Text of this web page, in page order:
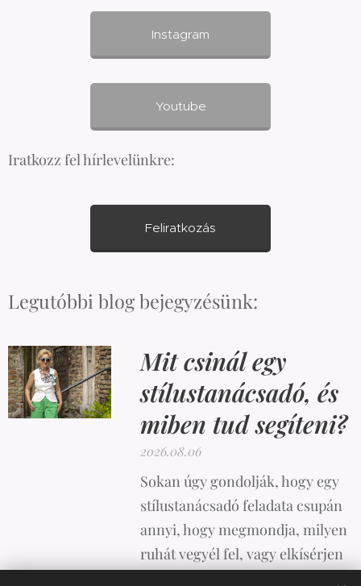
Instagram
Youtube
Iratkozz fel hírlevelünkre:
Feliratkozás
Legutóbbi blog bejegyzésünk:
Mit csinál egy
stílustanácsadó, és
miben tud segíteni?
2026.08.06
Sokan úgy gondolják, hogy egy
stílustanácsadó feladata csupán
annyi, hogy megmondja, milyen
ruhát vegyél fel, vagy elkísérjen